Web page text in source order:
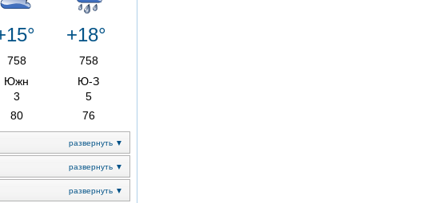
+18°
758 758
Южн Ю-З
3 5
80 76
развернуть ▼
развернуть ▼
развернуть ▼